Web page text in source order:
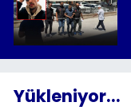
Yükleniyor...